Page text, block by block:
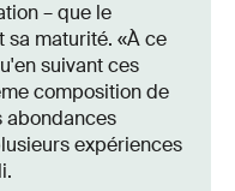
– que le
sa maturité. «À ce
suivant ces
composition de
abondances
expériences